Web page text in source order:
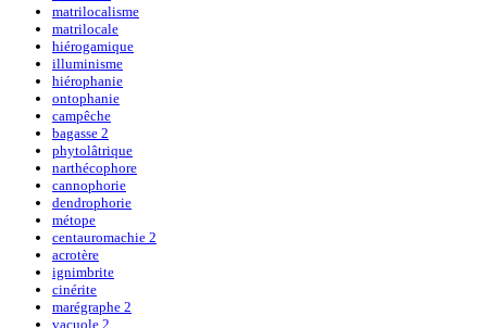
matrilocalisme
matrilocale
hiérogamique
illuminisme
hiérophanie
ontophanie
campêche
bagasse 2
phytolâtrique
narthécophore
cannophorie
dendrophorie
métope
centauromachie 2
acrotère
ignimbrite
cinérite
marégraphe 2
vacuole 2